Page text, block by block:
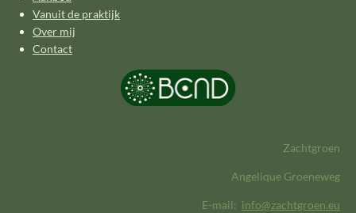
Vanuit de praktijk
Over mij
Contact
Zachtgroen
Angelique Groeneweg
E-mail: info@zachtgroen.eu